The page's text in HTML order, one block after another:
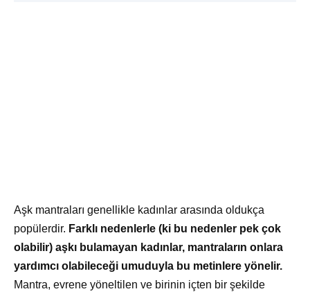
Aşk mantraları genellikle kadınlar arasında oldukça
popülerdir. Farklı nedenlerle (ki bu nedenler pek çok
olabilir) aşkı bulamayan kadınlar, mantraların onlara
yardımcı olabileceği umuduyla bu metinlere yönelir.
Mantra, evrene yöneltilen ve birinin içten bir şekilde